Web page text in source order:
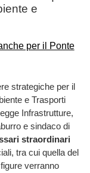
e
strategiche per il
e Trasporti
Infrastrutture,
e sindaco di
straordinari
tra cui quella del
verranno